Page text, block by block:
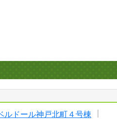
ルドール神戸北町４号棟